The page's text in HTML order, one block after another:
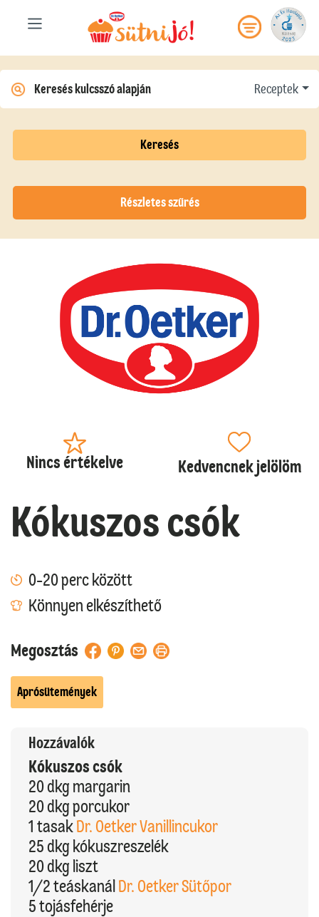
Receptek
Keresés
Részletes szűrés
Nincs értékelve Kedvencnek jelölöm
Kókuszos csók
0-20 perc között
Könnyen elkészíthető
Megosztás
Aprósütemények
Hozzávalók
Kókuszos csók
20 dkg margarin
20 dkg porcukor
1 tasakDr. Oetker Vanillincukor
25 dkg kókuszreszelék
20 dkg liszt
1/2 teáskanálDr. Oetker Sütőpor
5 tojásfehérje